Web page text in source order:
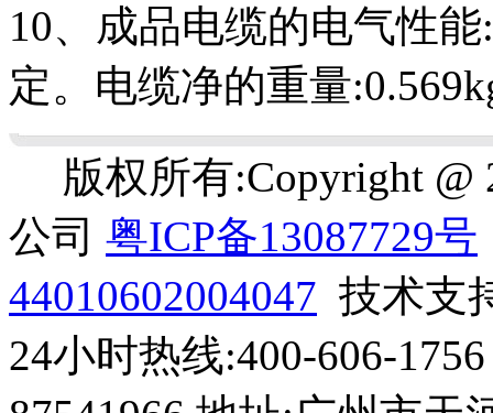
10、成品电缆的电气性
定。电缆净的重量
版权所有:Copyright @
公司 粤ICP备13087729号
44010602004047 技术支
24小时热线:400-606-